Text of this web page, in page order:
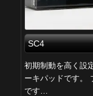
SC4
初期制動を高く設
ーキパッドです。
です…